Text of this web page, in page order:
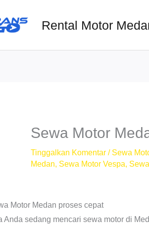
Rental Motor
Sewa Motor
Tinggalkan Komentar / Sewa
Medan, Sewa Motor Vespa,
Motor Medan proses cepat
Anda sedang mencari sewa motor di